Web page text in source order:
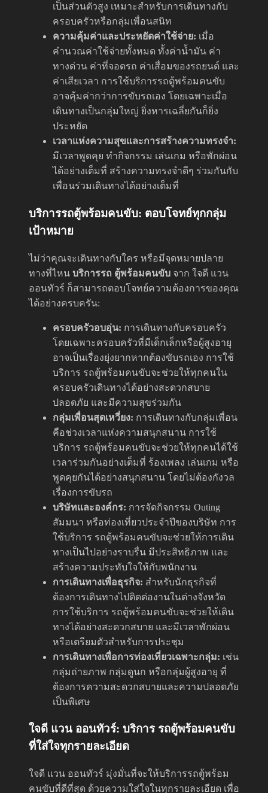
เป็นส่วนตัวสูง เหมาะสำหรับการเดินทางกับ
ครอบครัวหรือกลุ่มเพื่อนสนิท
ความคุ้มค่าและประหยัดค่าใช้จ่าย: เมื่อ
คำนวณค่าใช้จ่ายทั้งหมด ทั้งค่าน้ำมัน ค่า
ทางด่วน ค่าที่จอดรถ ค่าเสื่อมของรถยนต์ และ
ค่าเสียเวลา การใช้บริการรถตู้พร้อมคนขับ
อาจคุ้มค่ากว่าการขับรถเอง โดยเฉพาะเมื่อ
เดินทางเป็นกลุ่มใหญ่ ยิ่งหารเฉลี่ยกันก็ยิ่ง
ประหยัด
เวลาแห่งความสุขและการสร้างความทรงจำ:
มีเวลาพูดคุย ทำกิจกรรม เล่นเกม หรือพักผ่อน
ได้อย่างเต็มที่ สร้างความทรงจำดีๆ ร่วมกันกับ
เพื่อนร่วมเดินทางได้อย่างเต็มที่
บริการรถตู้พร้อมคนขับ: ตอบโจทย์ทุกกลุ่ม
เป้าหมาย
ไม่ว่าคุณจะเดินทางกับใคร หรือมีจุดหมายปลาย
ทางที่ไหน บริการรถ ตู้พร้อมคนขับ จาก ใจดี แวน
ออนทัวร์ ก็สามารถตอบโจทย์ความต้องการของคุณ
ได้อย่างครบครัน:
ครอบครัวอบอุ่น: การเดินทางกับครอบครัว
โดยเฉพาะครอบครัวที่มีเด็กเล็กหรือผู้สูงอายุ
อาจเป็นเรื่องยุ่งยากหากต้องขับรถเอง การใช้
บริการ รถตู้พร้อมคนขับจะช่วยให้ทุกคนใน
ครอบครัวเดินทางได้อย่างสะดวกสบาย
ปลอดภัย และมีความสุขร่วมกัน
กลุ่มเพื่อนสุดเหวี่ยง: การเดินทางกับกลุ่มเพื่อน
คือช่วงเวลาแห่งความสนุกสนาน การใช้
บริการ รถตู้พร้อมคนขับจะช่วยให้ทุกคนได้ใช้
เวลาร่วมกันอย่างเต็มที่ ร้องเพลง เล่นเกม หรือ
พูดคุยกันได้อย่างสนุกสนาน โดยไม่ต้องกังวล
เรื่องการขับรถ
บริษัทและองค์กร: การจัดกิจกรรม Outing
สัมมนา หรือท่องเที่ยวประจำปีของบริษัท การ
ใช้บริการ รถตู้พร้อมคนขับจะช่วยให้การเดิน
ทางเป็นไปอย่างราบรื่น มีประสิทธิภาพ และ
สร้างความประทับใจให้กับพนักงาน
การเดินทางเพื่อธุรกิจ: สำหรับนักธุรกิจที่
ต้องการเดินทางไปติดต่องานในต่างจังหวัด
การใช้บริการ รถตู้พร้อมคนขับจะช่วยให้เดิน
ทางได้อย่างสะดวกสบาย และมีเวลาพักผ่อน
หรือเตรียมตัวสำหรับการประชุม
การเดินทางเพื่อการท่องเที่ยวเฉพาะกลุ่ม: เช่น
กลุ่มถ่ายภาพ กลุ่มดูนก หรือกลุ่มผู้สูงอายุ ที่
ต้องการความสะดวกสบายและความปลอดภัย
เป็นพิเศษ
ใจดี แวน ออนทัวร์: บริการ รถตู้พร้อมคนขับ
ที่ใส่ใจทุกรายละเอียด
ใจดี แวน ออนทัวร์ มุ่งมั่นที่จะให้บริการรถตู้พร้อม
คนขับที่ดีที่สุด ด้วยความใส่ใจในทุกรายละเอียด เพื่อ